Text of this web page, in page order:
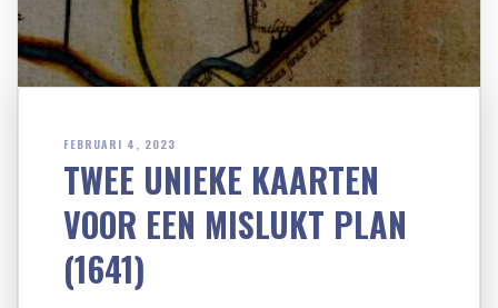
FEBRUARI 4, 2023
TWEE UNIEKE KAARTEN
VOOR EEN MISLUKT PLAN
(1641)